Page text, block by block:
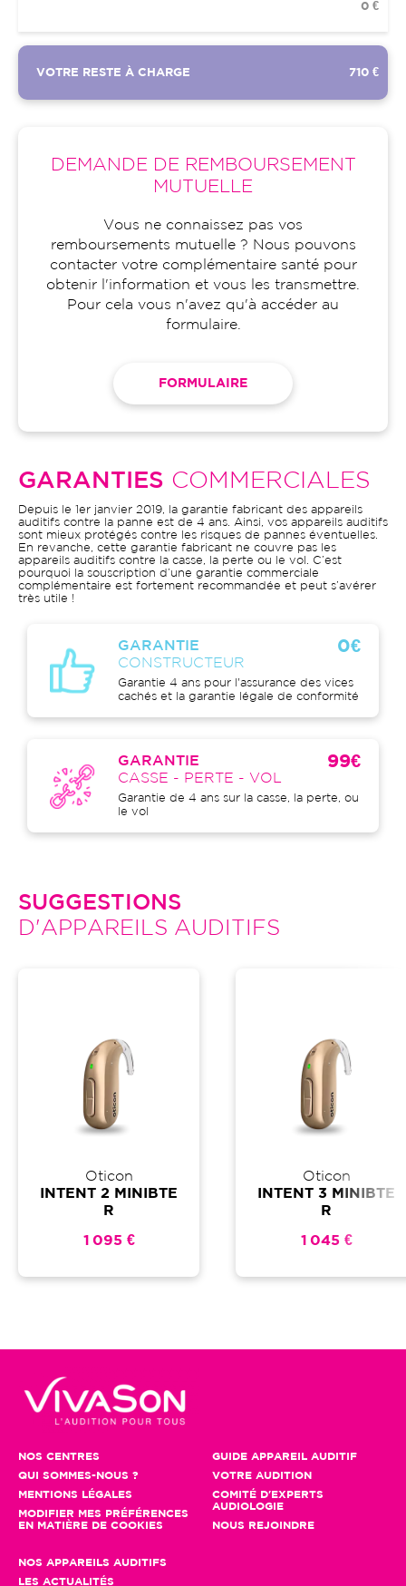
0 €
VOTRE RESTE À CHARGE 710 €
DEMANDE DE REMBOURSEMENT
MUTUELLE
Vous ne connaissez pas vos
remboursements mutuelle ? Nous pouvons
contacter votre complémentaire santé pour
obtenir l'information et vous les transmettre.
Pour cela vous n'avez qu'à accéder au
formulaire.
FORMULAIRE
GARANTIES COMMERCIALES
Depuis le 1er janvier 2019, la garantie fabricant des appareils
auditifs contre la panne est de 4 ans. Ainsi, vos appareils auditifs
sont mieux protégés contre les risques de pannes éventuelles.
En revanche, cette garantie fabricant ne couvre pas les
appareils auditifs contre la casse, la perte ou le vol. C’est
pourquoi la souscription d’une garantie commerciale
complémentaire est fortement recommandée et peut s’avérer
très utile !
GARANTIE
CONSTRUCTEUR
0€
Garantie 4 ans pour l'assurance des vices
cachés et la garantie légale de conformité
GARANTIE
CASSE - PERTE - VOL
99€
Garantie de 4 ans sur la casse, la perte, ou
le vol
SUGGESTIONS
D'APPAREILS AUDITIFS
Oticon
INTENT 2 MINIBTE
R
1 095 €
Oticon
INTENT 3 MINIBTE
R
1 045 €
NOS CENTRES
QUI SOMMES-NOUS ?
MENTIONS LÉGALES
MODIFIER MES PRÉFÉRENCES
EN MATIÈRE DE COOKIES
GUIDE APPAREIL AUDITIF
VOTRE AUDITION
COMITÉ D'EXPERTS
AUDIOLOGIE
NOUS REJOINDRE
NOS APPAREILS AUDITIFS
LES ACTUALITÉS